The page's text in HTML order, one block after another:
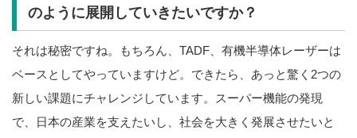
のように展開していきたいですか？
それは秘密ですね。もちろん、TADF、有機半導体レーザーは
ベースとしてやっていますけど。できたら、あっと驚く2つの
新しい課題にチャレンジしています。スーパー機能の発現
で、日本の産業を支えたいし、社会を大きく発展させたいと